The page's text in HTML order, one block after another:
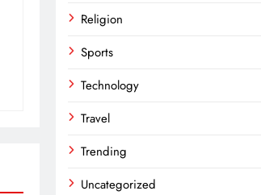
Religion
Sports
Technology
Travel
Trending
Uncategorized